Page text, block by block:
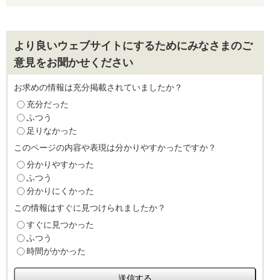
より良いウェブサイトにするためにみなさまのご
意見をお聞かせください
お求めの情報は充分掲載されていましたか？
充分だった
ふつう
足りなかった
このページの内容や表現は分かりやすかったですか？
分かりやすかった
ふつう
分かりにくかった
この情報はすぐに見つけられましたか？
すぐに見つかった
ふつう
時間がかかった